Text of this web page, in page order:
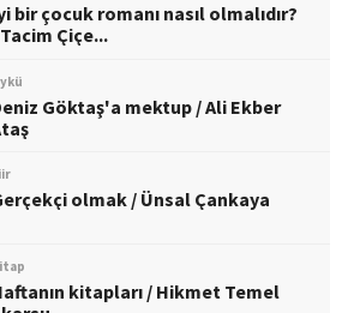
bir çocuk romanı nasıl olmalıdır?
Çiçe...
Göktaş'a mektup / Ali Ekber
olmak / Ünsal Çankaya
kitapları / Hikmet Temel